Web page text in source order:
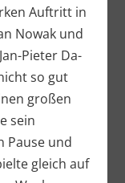
Auftritt in
Nowak und
Pieter Da-
so gut
großen
sein
Pause und
gleich auf